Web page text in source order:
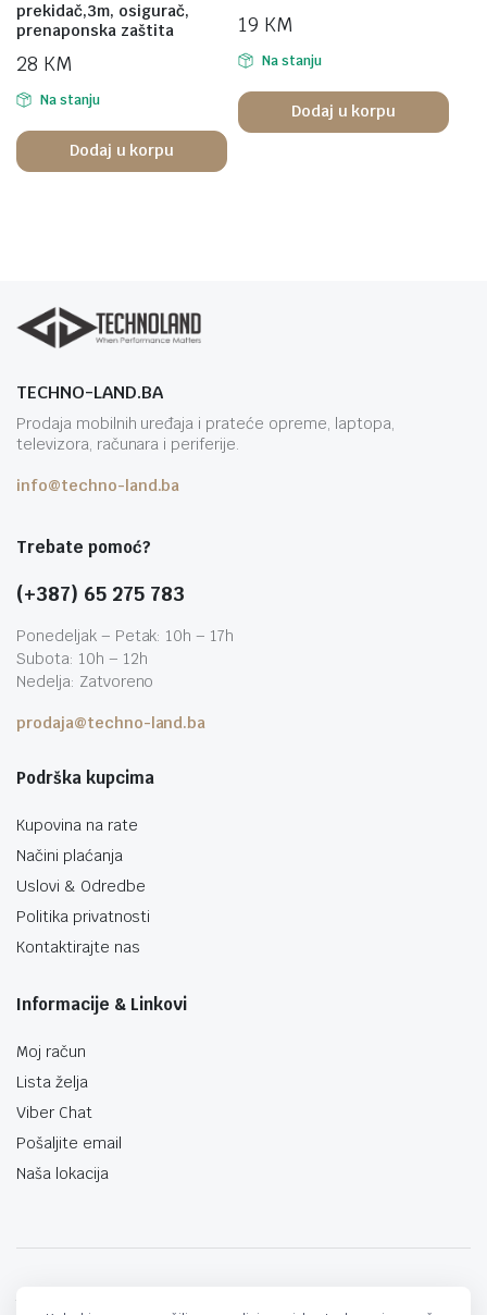
prekidač,3m, osigurač,
prenaponska zaštita
28 KM
Na stanju
Dodaj u korpu
19 KM
Na stanju
Dodaj u korpu
TECHNO-LAND.BA
Prodaja mobilnih uređaja i prateće opreme, laptopa,
televizora, računara i periferije.
info@techno-land.ba
Trebate pomoć?
(+387) 65 275 783
Ponedeljak – Petak: 10h – 17h
Subota: 10h – 12h
Nedelja: Zatvoreno
prodaja@techno-land.ba
Podrška kupcima
Kupovina na rate
Načini plaćanja
Uslovi & Odredbe
Politika privatnosti
Kontaktirajte nas
Informacije & Linkovi
Moj račun
Lista želja
Viber Chat
Pošaljite email
Naša lokacija